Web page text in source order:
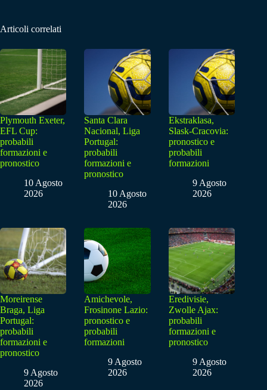
Articoli correlati
Plymouth Exeter,
EFL Cup:
probabili
formazioni e
pronostico
10 Agosto
2026
Santa Clara
Nacional, Liga
Portugal:
probabili
formazioni e
pronostico
10 Agosto
2026
Ekstraklasa,
Slask-Cracovia:
pronostico e
probabili
formazioni
9 Agosto
2026
Moreirense
Braga, Liga
Portugal:
probabili
formazioni e
pronostico
9 Agosto
2026
Amichevole,
Frosinone Lazio:
pronostico e
probabili
formazioni
9 Agosto
2026
Eredivisie,
Zwolle Ajax:
probabili
formazioni e
pronostico
9 Agosto
2026